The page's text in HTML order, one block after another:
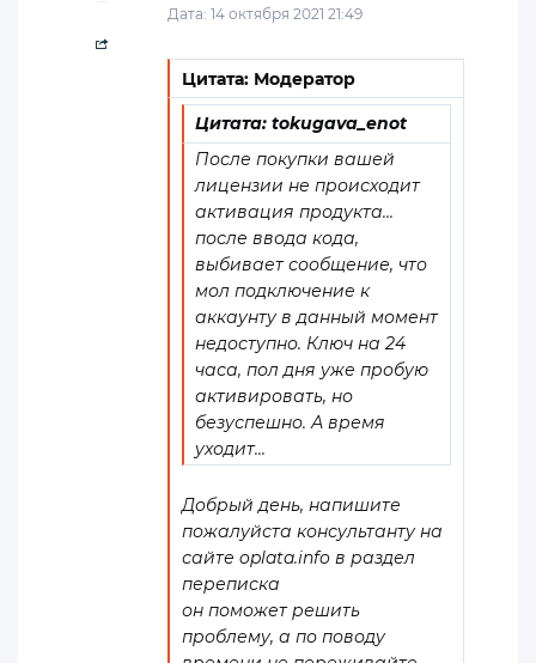
Дата: 14 октября 2021 21:49
Цитата: Модератор
Цитата: tokugava_enot
После покупки вашей
лицензии не происходит
активация продукта...
после ввода кода,
выбивает сообщение, что
мол подключение к
аккаунту в данный момент
недоступно. Ключ на 24
часа, пол дня уже пробую
активировать, но
безуспешно. А время
уходит...
Добрый день, напишите
пожалуйста консультанту на
сайте oplata.info в раздел
переписка
он поможет решить
проблему, а по поводу